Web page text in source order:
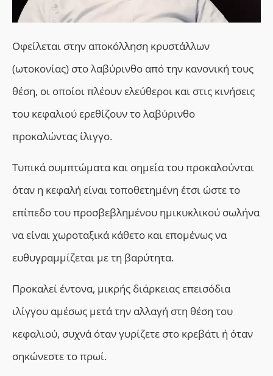
Οφείλεται στην αποκόλληση κρυστάλλων
(ωτοκονίας) στο λαβύρινθο από την κανονική τους
θέση, οι οποίοι πλέουν ελεύθεροι και στις κινήσεις
του κεφαλιού ερεθίζουν το λαβύρινθο
προκαλώντας ίλιγγο.
Τυπικά συμπτώματα και σημεία του προκαλούνται
όταν η κεφαλή είναι τοποθετημένη έτσι ώστε το
επίπεδο του προσβεβλημένου ημικυκλικού σωλήνα
να είναι χωροταξικάκάθετο καιεπομένως να
ευθυγραμμίζεται με τη βαρύτητα.
Προκαλεί έντονα, μικρής διάρκειας επεισόδια
ιλίγγου αμέσως μετά την αλλαγή στη θέση του
κεφαλιού, συχνά όταν γυρίζετε στο κρεβάτι ή όταν
σηκώνεστε το πρωί.